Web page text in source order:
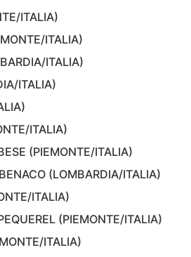
ITALIA)
ITALIA)
ITALIA)
ITALIA)
ITALIA)
(PIEMONTE/ITALIA)
(LOMBARDIA/ITALIA)
ITALIA)
(PIEMONTE/ITALIA)
ITALIA)